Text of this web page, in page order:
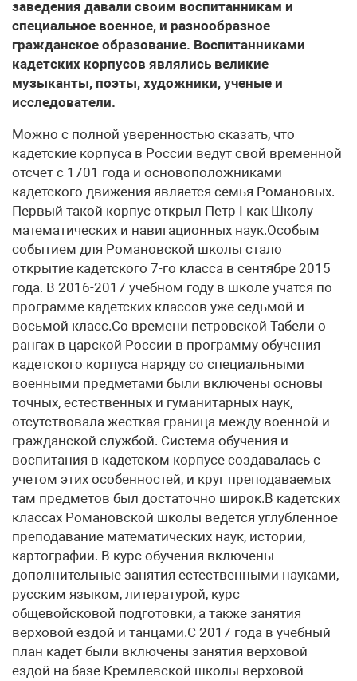
заведения давали своим воспитанникам и
специальное военное, и разнообразное
гражданское образование. Воспитанниками
кадетских корпусов являлись великие
музыканты, поэты, художники, ученые и
исследователи.
Можно с полной уверенностью сказать, что
кадетские корпуса в России ведут свой временной
отсчет с 1701 года и основоположниками
кадетского движения является семья Романовых.
Первый такой корпус открыл Петр I как Школу
математических и навигационных наук.Особым
событием для Романовской школы стало
открытие кадетского 7-го класса в сентябре 2015
года. В 2016-2017 учебном году в школе учатся по
программе кадетских классов уже седьмой и
восьмой класс.Со времени петровской Табели о
рангах в царской России в программу обучения
кадетского корпуса наряду со специальными
военными предметами были включены основы
точных, естественных и гуманитарных наук,
отсутствовала жесткая граница между военной и
гражданской службой. Система обучения и
воспитания в кадетском корпусе создавалась с
учетом этих особенностей, и круг преподаваемых
там предметов был достаточно широк.В кадетских
классах Романовской школы ведется углубленное
преподавание математических наук, истории,
картографии. В курс обучения включены
дополнительные занятия естественными науками,
русским языком, литературой, курс
общевойсковой подготовки, а также занятия
верховой ездой и танцами.С 2017 года в учебный
план кадет были включены занятия верховой
ездой на базе Кремлевской школы верховой